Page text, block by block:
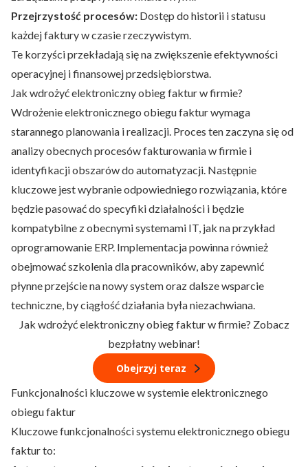
Przejrzystość procesów: Dostęp do historii i statusu
każdej faktury w czasie rzeczywistym.
Te korzyści przekładają się na zwiększenie efektywności
operacyjnej i finansowej przedsiębiorstwa.
Jak wdrożyć elektroniczny obieg faktur w firmie?
Wdrożenie elektronicznego obiegu faktur wymaga
starannego planowania i realizacji. Proces ten zaczyna się od
analizy obecnych procesów fakturowania w firmie i
identyfikacji obszarów do automatyzacji. Następnie
kluczowe jest wybranie odpowiedniego rozwiązania, które
będzie pasować do specyfiki działalności i będzie
kompatybilne z obecnymi systemami IT, jak na przykład
oprogramowanie ERP. Implementacja powinna również
obejmować szkolenia dla pracowników, aby zapewnić
płynne przejście na nowy system oraz dalsze wsparcie
techniczne, by ciągłość działania była niezachwiana.
Jak wdrożyć elektroniczny obieg faktur w firmie? Zobacz
bezpłatny webinar!
Obejrzyj teraz
Funkcjonalności kluczowe w systemie elektronicznego
obiegu faktur
Kluczowe funkcjonalności systemu elektronicznego obiegu
faktur to: